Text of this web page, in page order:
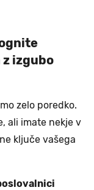
izgubo
zelo poredko.
ali imate nekje v
ključe vašega